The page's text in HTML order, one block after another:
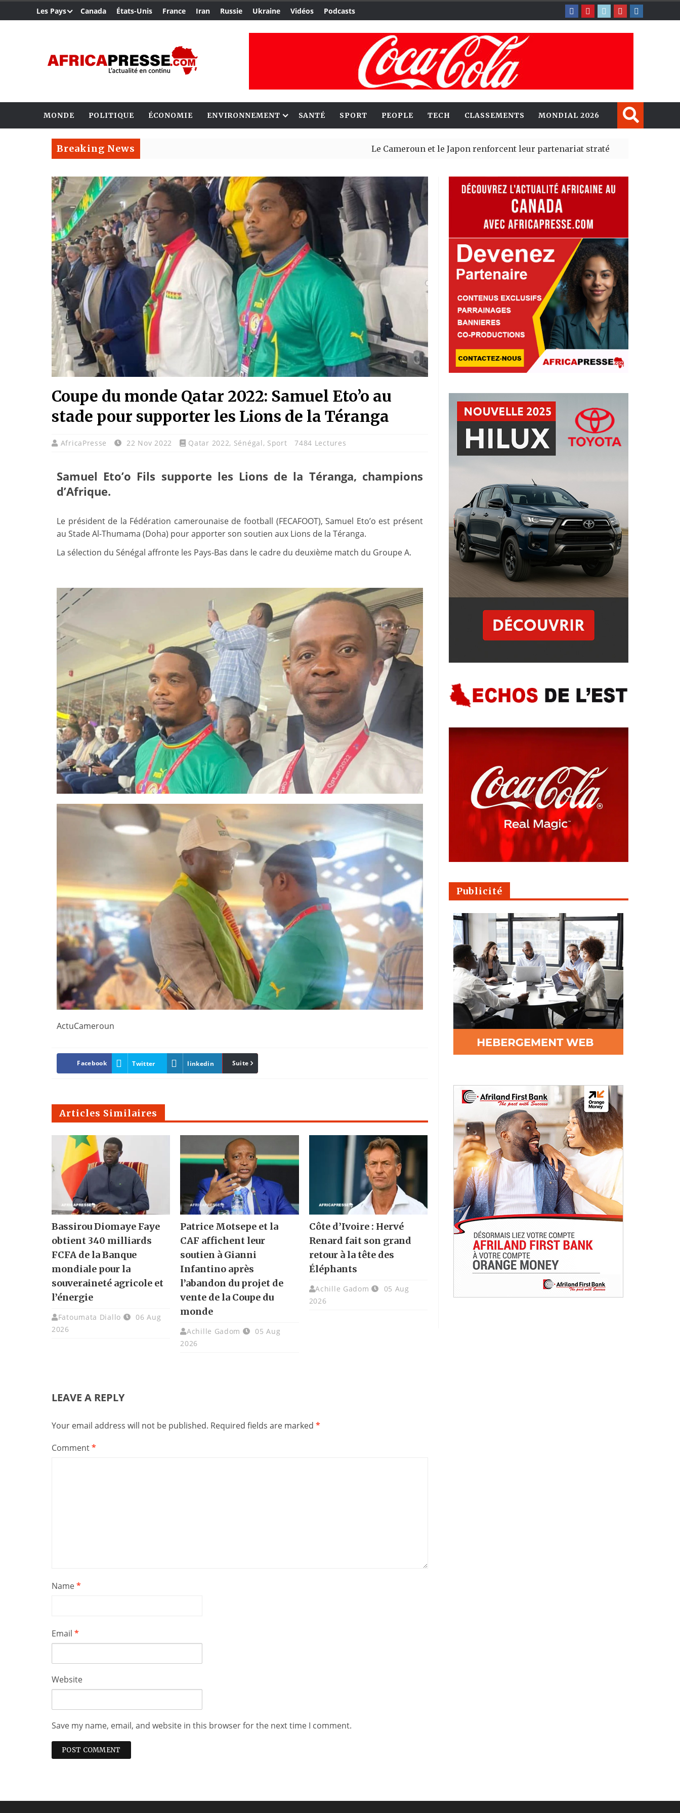
Les Pays Canada États-Unis France Iran Russie Ukraine Vidéos Podcasts
MONDE POLITIQUE ÉCONOMIE ENVIRONNEMENT SANTÉ SPORT PEOPLE TECH CLASSEMENTS MONDIAL 2026
Breaking News Le Cameroun et le Japon renforcent leur partenariat stratégique avec un cap sur l’IA
Coupe du monde Qatar 2022: Samuel Eto’o au
stade pour supporter les Lions de la Téranga
AfricaPresse 22 Nov 2022 Qatar 2022, Sénégal, Sport 7484 Lectures
Samuel Eto’o Fils supporte les Lions de la Téranga, champions
d’Afrique.
Le président de la Fédération camerounaise de football (FECAFOOT), Samuel Eto’o est présent
au Stade Al-Thumama (Doha) pour apporter son soutien aux Lions de la Téranga.
La sélection du Sénégal affronte les Pays-Bas dans le cadre du deuxième match du Groupe A.
ActuCameroun
Facebook Twitter linkedin Pinterest
Suite
Articles Similaires
Bassirou Diomaye Faye
obtient 340 milliards
FCFA de la Banque
mondiale pour la
souveraineté agricole et
l’énergie
Fatoumata Diallo
06 Aug
2026
Patrice Motsepe et la
CAF affichent leur
soutien à Gianni
Infantino après
l’abandon du projet de
vente de la Coupe du
monde
Achille Gadom
05 Aug
2026
Côte d’Ivoire : Hervé
Renard fait son grand
retour à la tête des
Éléphants
Achille Gadom
05 Aug
2026
LEAVE A REPLY
Your email address will not be published. Required fields are marked *
Comment*
Name*
Email *
Website
Save my name, email, and website in this browser for the next time I comment.
Publicité